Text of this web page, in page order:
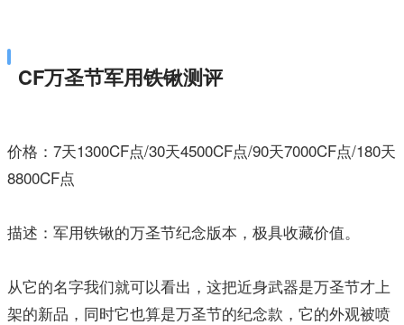
CF万圣节军用铁锹测评
价格：7天1300CF点/30天4500CF点/90天7000CF点/180天
8800CF点
描述：军用铁锹的万圣节纪念版本，极具收藏价值。
从它的名字我们就可以看出，这把近身武器是万圣节才上
架的新品，同时它也算是万圣节的纪念款，它的外观被喷